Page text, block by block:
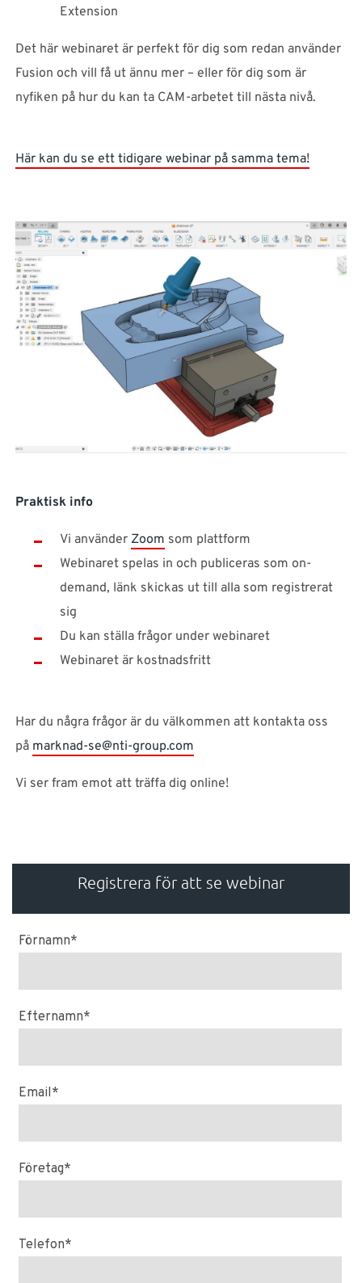
Extension
Det här webinaret är perfekt för dig som redan använder
Fusion och vill få ut ännu mer – eller för dig som är
nyfiken på hur du kan ta CAM-arbetet till nästa nivå.
Här kan du se ett tidigare webinar på samma tema!
Praktisk info
Vi använder Zoom som plattform
Webinaret spelas in och publiceras som on-
demand, länk skickas ut till alla som registrerat
sig
Du kan ställa frågor under webinaret
Webinaret är kostnadsfritt
Har du några frågor är du välkommen att kontakta oss
på marknad-se@nti-group.com
Vi ser fram emot att träffa dig online!
Registrera för att se webinar